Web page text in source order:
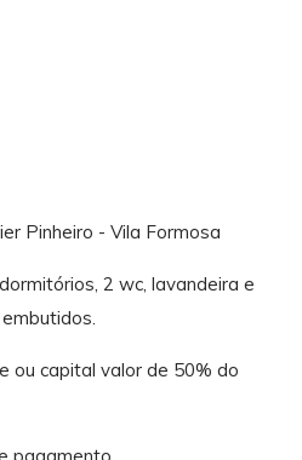
Pinheiro - Vila Formosa
2 wc, lavandeira e
ou capital valor de 50% do